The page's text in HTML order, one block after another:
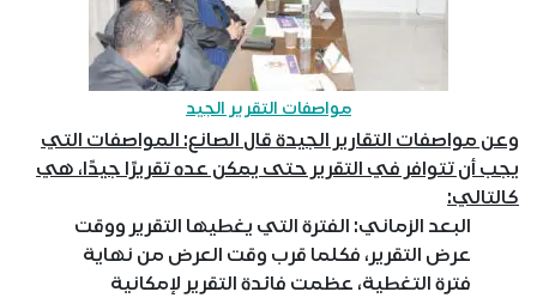
مواصفات التقرير الجيد
وعن مواصفات التقارير الجيدة قال الصانع: المواصفات التي
يجب أن تتوافر في التقرير حتى يمكن عده تقريرًا جيدًا، هي
كالتالي:
البعد الزماني: الفترة التي يغطيها التقرير ووقت
عرض التقرير، فكلما قرب وقت العرض من نهاية
فترة التغطية، عظمت فائدة التقرير لإمكانية